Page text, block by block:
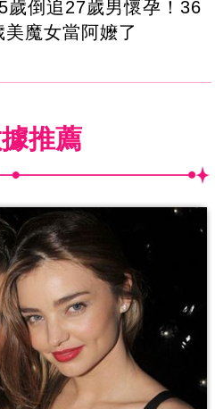
歲倒追27歲男懷孕！36
美魔女當阿嬤了
推薦